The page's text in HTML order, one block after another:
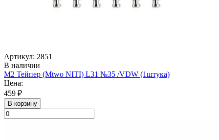
Артикул: 2851
В наличии
М2 Тейпер (Mtwo NITI) L31 №35 /VDW (1штука)
Цена:
459 ₽
В корзину